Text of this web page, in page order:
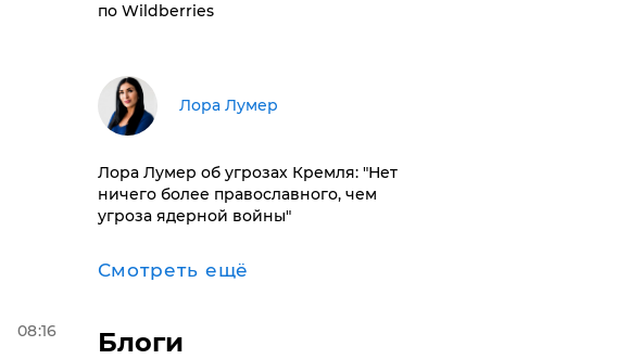
08:16
по Wildberries
​Лора Лумер
Лора Лумер об угрозах Кремля: "Нет
ничего более православного, чем
угроза ядерной войны"
Смотреть ещё
Блоги